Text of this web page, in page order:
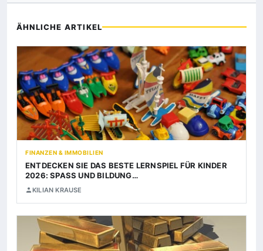
ÄHNLICHE ARTIKEL
FINANZEN & IMMOBILIEN
ENTDECKEN SIE DAS BESTE LERNSPIEL FÜR KINDER
2026: SPASS UND BILDUNG…
KILIAN KRAUSE